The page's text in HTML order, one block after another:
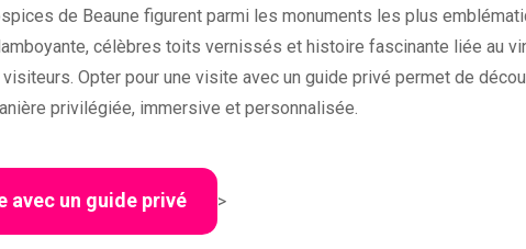
de Beaune figurent parmi les monuments les plus
célèbres toits vernissés et histoire fascinante liée au
Opter pour une visite avec un guide privé permet de
privilégiée, immersive et personnalisée.
avec un guide privé >